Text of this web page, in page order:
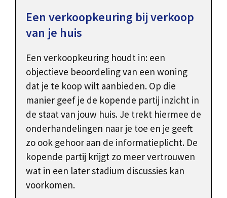
Een verkoopkeuring bij verkoop
van je huis
Een verkoopkeuring houdt in: een
objectieve beoordeling van een woning
dat je te koop wilt aanbieden. Op die
manier geef je de kopende partij inzicht in
de staat van jouw huis. Je trekt hiermee de
onderhandelingen naar je toe en je geeft
zo ook gehoor aan de informatieplicht. De
kopende partij krijgt zo meer vertrouwen
wat in een later stadium discussies kan
voorkomen.